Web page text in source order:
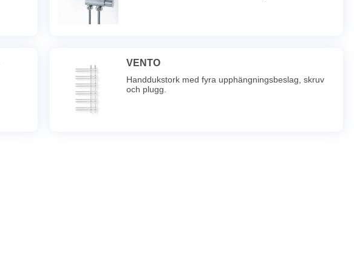
VENTO
Handdukstork med fyra upphängningsbeslag, skruv
och plugg.